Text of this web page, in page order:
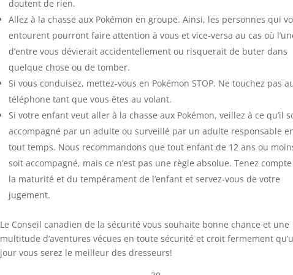
doutent de rien.
Allez à la chasse aux Pokémon en groupe. Ainsi, les personnes qui
entourent pourront faire attention à vous et vice-versa au cas où
d’entre vous dévierait accidentellement ou risquerait de buter dans
quelque chose ou de tomber.
Si vous conduisez, mettez-vous en Pokémon STOP. Ne touchez pas
téléphone tant que vous êtes au volant.
Si votre enfant veut aller à la chasse aux Pokémon, veillez à ce qu’il
accompagné par un adulte ou surveillé par un adulte responsable
tout temps. Nous recommandons que tout enfant de 12 ans ou
soit accompagné, mais ce n’est pas une règle absolue. Tenez
la maturité et du tempérament de l’enfant et servez-vous de votre
jugement.
Le Conseil canadien de la sécurité vous souhaite bonne chance et une
multitude d’aventures vécues en toute sécurité et croit fermement
jour vous serez le meilleur des dresseurs!